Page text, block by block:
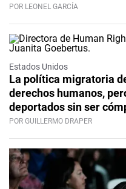
POR LEONEL GARCÍA
Estados Unidos
La política migratoria
derechos humanos,
deportados sin ser
POR GUILLERMO DRAPER